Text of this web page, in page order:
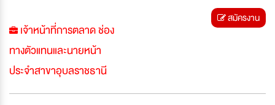
เจ้าหน้าที่การตลาด ช่อง
ทางตัวแทนและนายหน้า
ประจำสาขาอุบลราชธานี
สมัครงาน